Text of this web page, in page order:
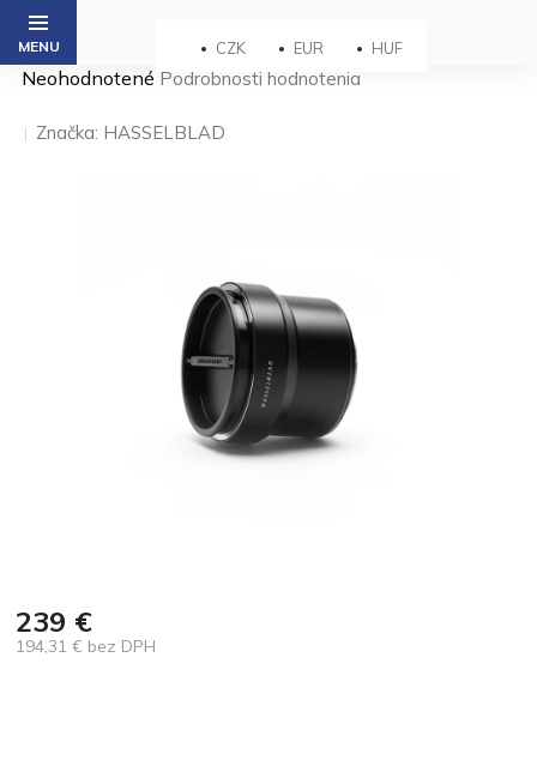
Prejsť
obsah
CZK EUR HUF
Priemerné
produktu
je
Neohodnotené Podrobnosti hodnotenia
Značka: HASSELBLAD
239 €
194,31 € bez DPH